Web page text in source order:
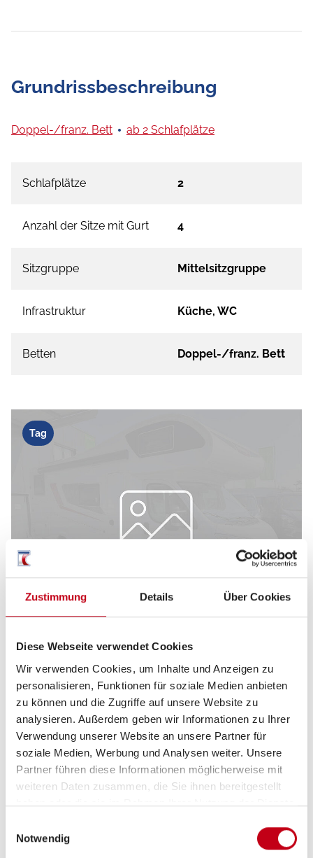
Zustimmung Details Über Cookies
Diese Webseite verwendet Cookies
Wir verwenden Cookies, um Inhalte und Anzeigen zu
personalisieren, Funktionen für soziale Medien anbieten
zu können und die Zugriffe auf unsere Website zu
analysieren. Außerdem geben wir Informationen zu Ihrer
Verwendung unserer Website an unsere Partner für
soziale Medien, Werbung und Analysen weiter. Unsere
Partner führen diese Informationen möglicherweise mit
weiteren Daten zusammen, die Sie ihnen bereitgestellt
haben oder die sie im Rahmen Ihrer Nutzung der Dienste
Notwendig
Grundrissbeschreibung
Doppel-/franz. Bett ab 2 Schlafplätze
Schlafplätze 2
Anzahl der Sitze mit Gurt 4
Sitzgruppe Mittelsitzgruppe
Infrastruktur Küche, WC
Betten Doppel-/franz. Bett
Tag
Beschreibung
Am besten L!VE erleben.
Freiheit spüren, das Leben genießen, die Welt
SELECTION machen wir den Einstieg in die KNAUS‐